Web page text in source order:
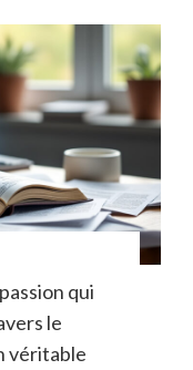
qui
le
véritable